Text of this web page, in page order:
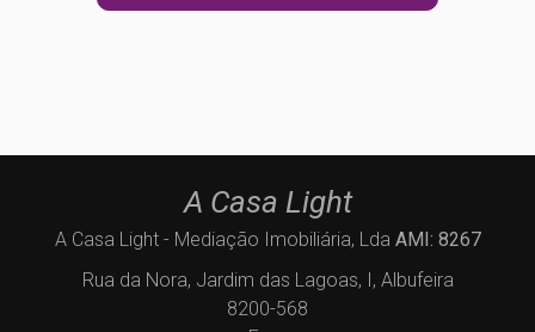
A Casa Light
A Casa Light - Mediação Imobiliária, Lda AMI: 8267
Rua da Nora, Jardim das Lagoas, I, Albufeira
8200-568